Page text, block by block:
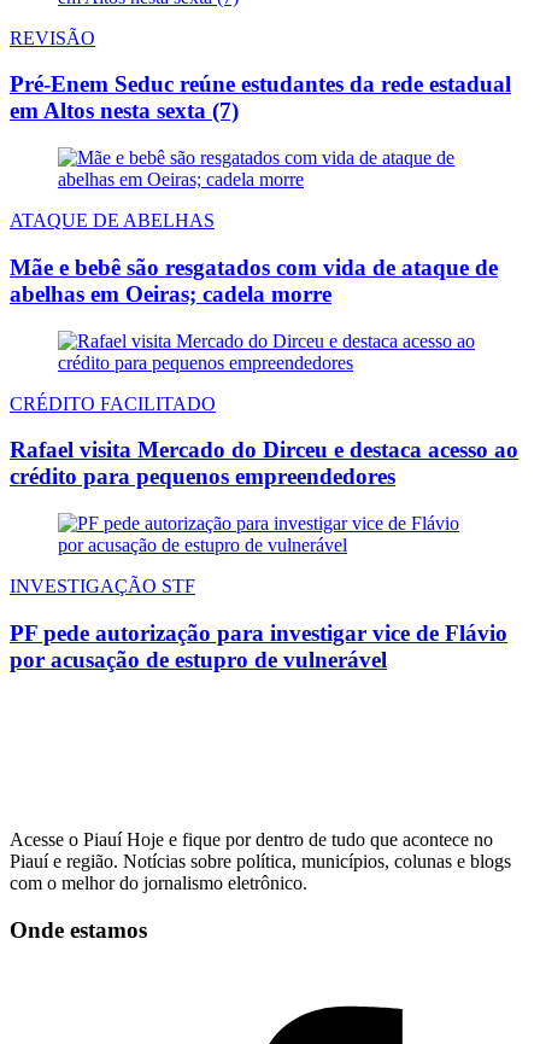
REVISÃO
Pré-Enem Seduc reúne estudantes da rede estadual
em Altos nesta sexta (7)
ATAQUE DE ABELHAS
Mãe e bebê são resgatados com vida de ataque de
abelhas em Oeiras; cadela morre
CRÉDITO FACILITADO
Rafael visita Mercado do Dirceu e destaca acesso ao
crédito para pequenos empreendedores
INVESTIGAÇÃO STF
PF pede autorização para investigar vice de Flávio
por acusação de estupro de vulnerável
Acesse o Piauí Hoje e fique por dentro de tudo que acontece no
Piauí e região. Notícias sobre política, municípios, colunas e blogs
com o melhor do jornalismo eletrônico.
Onde estamos